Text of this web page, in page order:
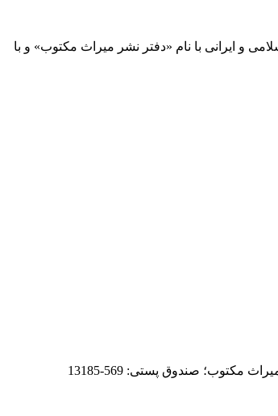
تمدن اسلامی و ایرانی با نام «دفتر نشر میراث مكتوب» و با